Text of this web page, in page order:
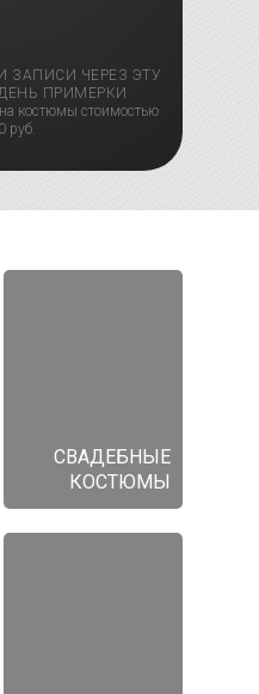
ЗАПИСИ ЧЕРЕЗ ЭТУ
ПРИМЕРКИ
костюмы стоимостью
руб.
СВАДЕБНЫЕ
КОСТЮМЫ